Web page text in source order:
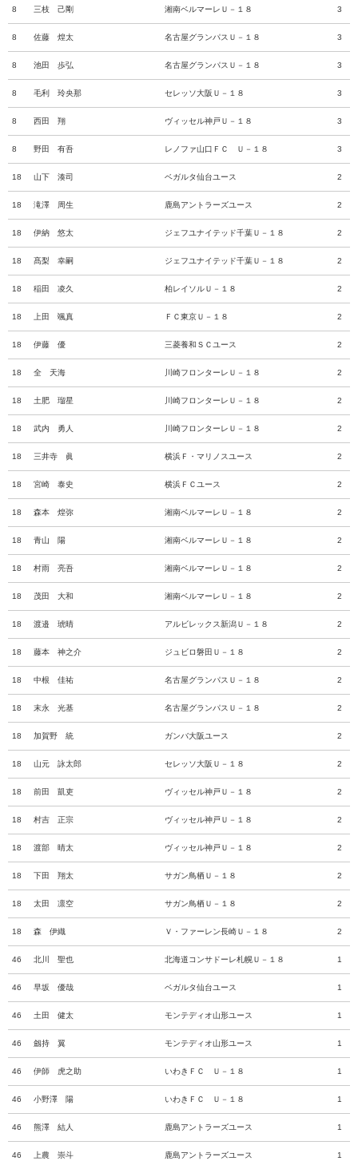
8 三枝 己剛 湘南ベルマーレＵ－１８ 3
8 佐藤 煌太 名古屋グランパスＵ－１８ 3
8 池田 歩弘 名古屋グランパスＵ－１８ 3
8 毛利 玲央那 セレッソ大阪Ｕ－１８ 3
8 西田 翔 ヴィッセル神戸Ｕ－１８ 3
8 野田 有吾 レノファ山口ＦＣ Ｕ－１８ 3
18 山下 湊司 ベガルタ仙台ユース 2
18 滝澤 周生 鹿島アントラーズユース 2
18 伊納 悠太 ジェフユナイテッド千葉Ｕ－１８ 2
18 髙梨 幸嗣 ジェフユナイテッド千葉Ｕ－１８ 2
18 稲田 凌久 柏レイソルＵ－１８ 2
18 上田 颯真 ＦＣ東京Ｕ－１８ 2
18 伊藤 優 三菱養和ＳＣユース 2
18 全 天海 川崎フロンターレＵ－１８ 2
18 土肥 瑠星 川崎フロンターレＵ－１８ 2
18 武内 勇人 川崎フロンターレＵ－１８ 2
18 三井寺 眞 横浜Ｆ・マリノスユース 2
18 宮崎 泰史 横浜ＦＣユース 2
18 森本 煌弥 湘南ベルマーレＵ－１８ 2
18 青山 陽 湘南ベルマーレＵ－１８ 2
18 村雨 亮吾 湘南ベルマーレＵ－１８ 2
18 茂田 大和 湘南ベルマーレＵ－１８ 2
18 渡邉 琥晴 アルビレックス新潟Ｕ－１８ 2
18 藤本 神之介 ジュビロ磐田Ｕ－１８ 2
18 中根 佳祐 名古屋グランパスＵ－１８ 2
18 末永 光基 名古屋グランパスＵ－１８ 2
18 加賀野 統 ガンバ大阪ユース 2
18 山元 詠太郎 セレッソ大阪Ｕ－１８ 2
18 前田 凱吏 ヴィッセル神戸Ｕ－１８ 2
18 村吉 正宗 ヴィッセル神戸Ｕ－１８ 2
18 渡部 晴太 ヴィッセル神戸Ｕ－１８ 2
18 下田 翔太 サガン鳥栖Ｕ－１８ 2
18 太田 凛空 サガン鳥栖Ｕ－１８ 2
18 森 伊織 Ｖ・ファーレン長崎Ｕ－１８ 2
46 北川 聖也 北海道コンサドーレ札幌Ｕ－１８ 1
46 早坂 優哉 ベガルタ仙台ユース 1
46 土田 健太 モンテディオ山形ユース 1
46 劔持 翼 モンテディオ山形ユース 1
46 伊師 虎之助 いわきＦＣ Ｕ－１８ 1
46 小野澤 陽 いわきＦＣ Ｕ－１８ 1
46 熊澤 結人 鹿島アントラーズユース 1
46 上農 崇斗 鹿島アントラーズユース 1